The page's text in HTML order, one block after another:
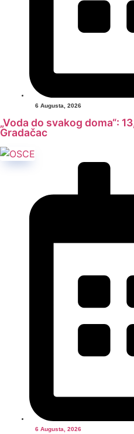
6 Augusta, 2026
„Voda do svakog doma“:
Gradačac
6 Augusta, 2026